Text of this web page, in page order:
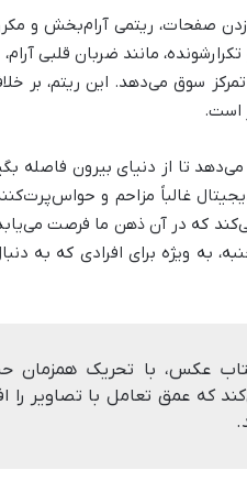
ریتمی آرام‌بخش و
تکرارشونده، مانند ضربان قلبی
سوق می‌دهد. این ریتم، بر
است.
تا از دنیای بیرون فاصله
غالباً مزاحم و
که در آن ذهن ما فرصت
به ویژه برای افرادی که به
عکس، با تحریک همزمان
که عمق تعامل با تصاویر را